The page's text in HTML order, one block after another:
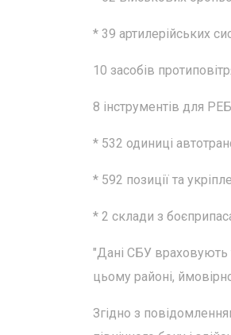
* 39 артилерійських
10 засобів
8 інструментів для
* 532 одиниці
* 592 позиції та
* 2 склади з
"Дані СБУ враховують
цьому районі,
Згідно з